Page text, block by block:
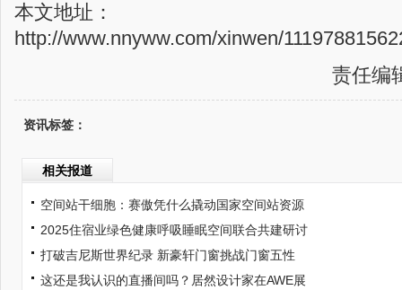
本文地址：
http://www.nnyww.com/xinwen/
责任编
资讯标签：
相关报道
空间站干细胞：赛傲凭什么撬动国家空间站资源
2025住宿业绿色健康呼吸睡眠空间联合共建研讨
打破吉尼斯世界纪录 新豪轩门窗挑战门窗五性
这还是我认识的直播间吗？居然设计家在AWE展